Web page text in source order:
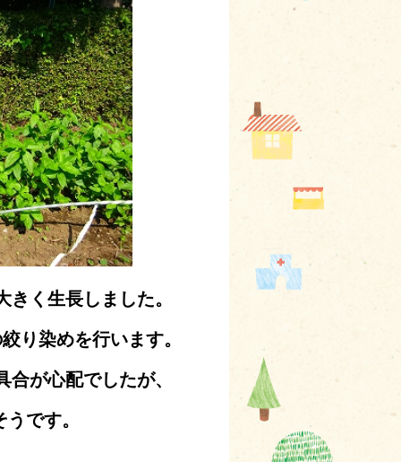
く生長しました。
り染めを行います。
が心配でしたが、
です。